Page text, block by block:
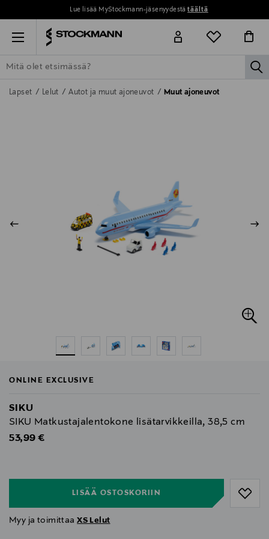
Lue lisää MyStockmann-jäsenyydestätäältä
Menu
ETSI KAIKKI NAISET MIEHET LAPSET KOTI
Lapset Lelut Autot ja muut ajoneuvot Muut ajoneuvot
ONLINE EXCLUSIVE
SIKU
SIKU Matkustajalentokone lisätarvikkeilla, 38,5 cm
Original Price
53,99 €
LISÄÄ OSTOSKORIIN
Myy ja toimittaaXS Lelut